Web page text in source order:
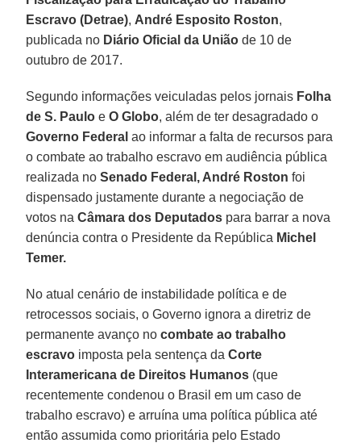
Escravo (Detrae), André Esposito Roston,
publicada no Diário Oficial da União de 10 de
outubro de 2017.
Segundo informações veiculadas pelos jornais Folha
de S. Paulo eO Globo, além de ter desagradado o
Governo Federal ao informar a falta de recursos para
o combate ao trabalho escravo em audiência pública
realizada no Senado Federal, André Roston foi
dispensado justamente durante a negociação de
votos naCâmara dos Deputados para barrar a nova
denúncia contra o Presidente da República Michel
Temer.
No atual cenário de instabilidade política e de
retrocessos sociais, o Governo ignora a diretriz de
permanente avanço nocombate ao trabalho
escravo imposta pela sentença daCorte
Interamericana de Direitos Humanos (que
recentemente condenou o Brasil em um caso de
trabalho escravo) e arruína uma política pública até
então assumida como prioritária pelo Estado